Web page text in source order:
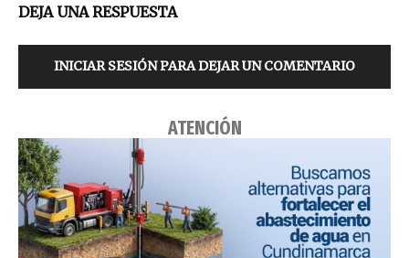
DEJA UNA RESPUESTA
INICIAR SESIÓN PARA DEJAR UN COMENTARIO
ATENCIÓN